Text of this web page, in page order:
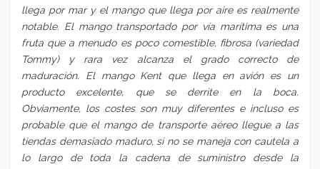
llega por mar y el mango que llega por aire es realmente
notable. El mango transportado por vía marítima es una
fruta que a menudo es poco comestible, fibrosa (variedad
Tommy) y rara vez alcanza el grado correcto de
maduración. El mango Kent que llega en avión es un
producto excelente, que se derrite en la boca.
Obviamente, los costes son muy diferentes e incluso es
probable que el mango de transporte aéreo llegue a las
tiendas demasiado maduro, si no se maneja con cautela a
lo largo de toda la cadena de suministro desde la